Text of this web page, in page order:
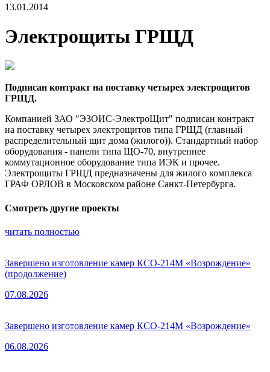
13.01.2014
Электрощиты ГРЩД
Подписан контракт на поставку четырех электрощитов
ГРЩД.
Компанией ЗАО "ЭЗОИС-ЭлектроЩит" подписан контракт
на поставку четырех электрощитов типа ГРЩД (главный
распределительный щит дома (жилого)). Стандартный набор
оборудования - панели типа ЩО-70, внутреннее
коммутационное оборудование типа ИЭК и прочее.
Электрощиты ГРЩД предназначены для жилого комплекса
ГРАФ ОРЛОВ в Московском районе Санкт-Петербурга.
Смотреть другие проекты
читать полностью
Завершено изготовление камер КСО-214М «Возрождение»
(продолжение)
07.08.2026
Завершено изготовление камер КСО-214М «Возрождение»
06.08.2026